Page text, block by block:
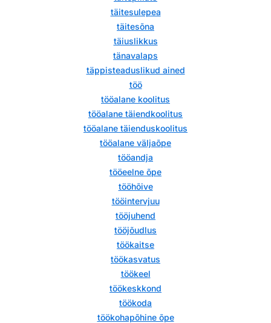
täitesulepea
täitesõna
täiuslikkus
tänavalaps
täppisteaduslikud ained
töö
tööalane koolitus
tööalane täiendkoolitus
tööalane täienduskoolitus
tööalane väljaõpe
tööandja
tööeelne õpe
tööhõive
tööintervjuu
tööjuhend
tööjõudlus
töökaitse
töökasvatus
töökeel
töökeskkond
töökoda
töökohapõhine õpe